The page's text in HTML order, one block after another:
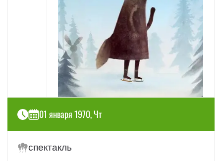
01 января 1970, Чт
спектакль